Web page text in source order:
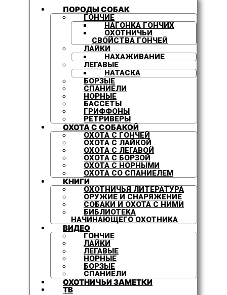
ПОРОДЫ СОБАК
ГОНЧИЕ
НАГОНКА ГОНЧИХ
ОХОТНИЧЬИ
СВОЙСТВА ГОНЧЕЙ
ЛАЙКИ
НАХАЖИВАНИЕ
ЛЕГАВЫЕ
НАТАСКА
БОРЗЫЕ
СПАНИЕЛИ
НОРНЫЕ
БАССЕТЫ
ГРИФФОНЫ
РЕТРИВЕРЫ
ОХОТА С СОБАКОЙ
ОХОТА С ГОНЧЕЙ
ОХОТА С ЛАЙКОЙ
ОХОТА С ЛЕГАВОЙ
ОХОТА С БОРЗОЙ
ОХОТА С НОРНЫМИ
ОХОТА СО СПАНИЕЛЕМ
КНИГИ
ОХОТНИЧЬЯ ЛИТЕРАТУРА
ОРУЖИЕ И СНАРЯЖЕНИЕ
СОБАКИ И ОХОТА С НИМИ
БИБЛИОТЕКА
НАЧИНАЮЩЕГО ОХОТНИКА
ВИДЕО
ГОНЧИЕ
ЛАЙКИ
ЛЕГАВЫЕ
НОРНЫЕ
БОРЗЫЕ
СПАНИЕЛИ
ОХОТНИЧЬИ ЗАМЕТКИ
ТВ